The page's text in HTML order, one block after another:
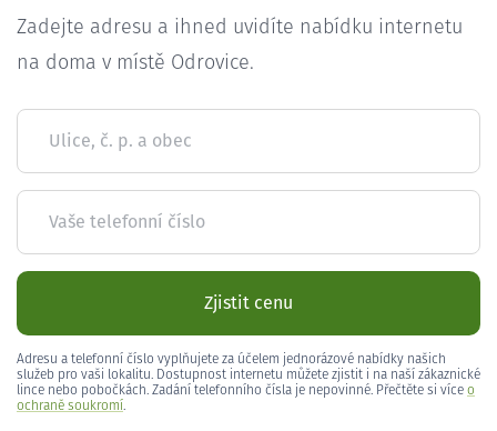
Zadejte adresu a ihned uvidíte nabídku internetu
na doma v místě Odrovice.
Ulice, č. p. a obec
Vaše telefonní číslo
Zjistit cenu
Adresu a telefonní číslo vyplňujete za účelem jednorázové nabídky našich
služeb pro vaši lokalitu. Dostupnost internetu můžete zjistit i na naší zákaznické
lince nebo pobočkách. Zadání telefonního čísla je nepovinné. Přečtěte si více o
ochraně soukromí.